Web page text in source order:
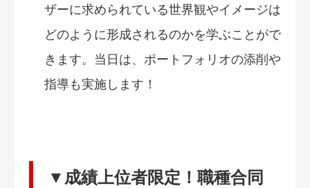
ザーに求められている世界観やイメージは
どのように形成されるのかを学ぶことがで
きます。当日は、ポートフォリオの添削や
指導も実施します！
▼成績上位者限定！職種合同